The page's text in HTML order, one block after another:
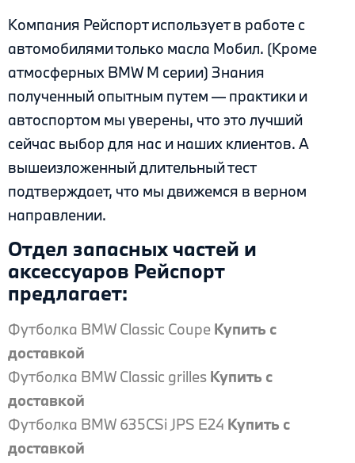
Компания Рейспорт использует в работе с
автомобилями только масла Мобил. (Кроме
атмосферных BMW M серии) Знания
полученный опытным путем — практики и
автоспортом мы уверены, что это лучший
сейчас выбор для нас и наших клиентов. А
вышеизложенный длительный тест
подтверждает, что мы движемся в верном
направлении.
Отдел запасных частей и
аксессуаров Рейспорт
предлагает:
Футболка BMW Classic Coupe Купить с
доставкой
Футболка BMW Classic grilles Купить с
доставкой
Футболка BMW 635CSi JPS E24 Купить с
доставкой